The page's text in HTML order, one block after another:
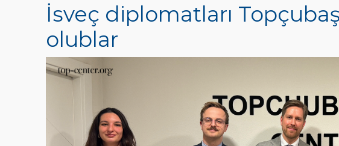
İsveç diplomatları
olublar